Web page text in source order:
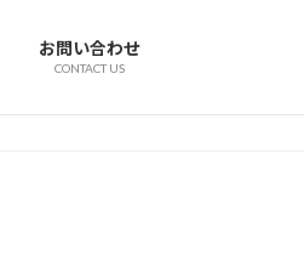
お問い合わせ
CONTACT US